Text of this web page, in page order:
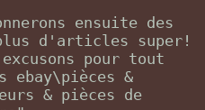
ensuite des
d'articles super!
pour tout
ebay\pièces &
& pièces de